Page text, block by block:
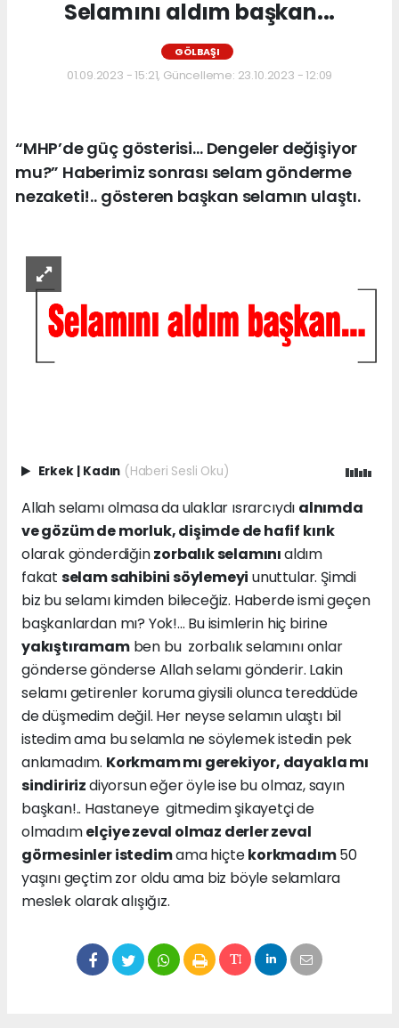
Selamını aldım başkan...
GÖLBAŞI
01.09.2023 - 15:21, Güncelleme: 23.10.2023 - 12:09
“MHP’de güç gösterisi… Dengeler değişiyor
mu?” Haberimiz sonrası selam gönderme
nezaketi!.. gösteren başkan selamın ulaştı.
Erkek Kadın (Haberi Sesli Oku)
Allah selamı olmasa da ulaklar ısrarcıydı alnımda
ve gözüm de morluk, dişimde de hafif kırık
olarak gönderdiğinzorbalık selamınıaldım
fakat selam sahibini söylemeyi unuttular. Şimdi
biz bu selamı kimden bileceğiz. Haberde ismi geçen
başkanlardan mı? Yok!... Bu isimlerin hiç birine
yakıştıramamben bu zorbalık selamını onlar
gönderse gönderse Allah selamı gönderir. Lakin
selamı getirenler koruma giysili olunca tereddüde
de düşmedim değil. Her neyse selamın ulaştı bil
istedim ama bu selamla ne söylemek istedin pek
anlamadım. Korkmam mı gerekiyor, dayakla mı
sindiririzdiyorsun eğer öyle ise bu olmaz, sayın
başkan!.. Hastaneye gitmedim şikayetçi de
olmadımelçiye zeval olmaz derler zeval
görmesinler istedimama hiçtekorkmadım50
yaşını geçtim zor oldu ama biz böyle selamlara
meslek olarak alışığız.